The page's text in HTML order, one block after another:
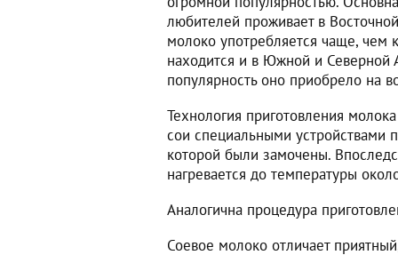
любителей проживает в
молоко употребляется чаще, чем
находится и в Южной и Северной
популярность оно приобрело на
Технология приготовления
сои специальными устройствами
которой были замочены.
нагревается до температуры
Аналогична процедура
Соевое молоко отличает